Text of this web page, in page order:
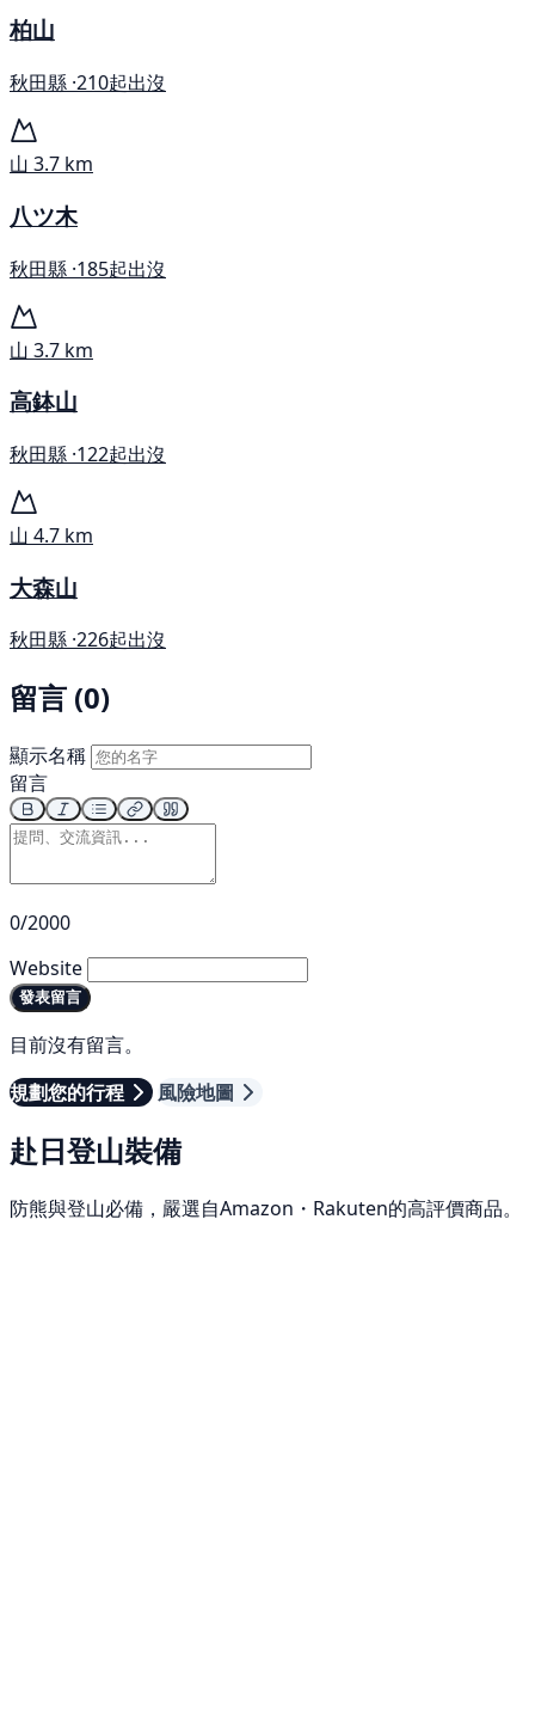
柏山
秋田縣 ·210起出沒
山 3.7 km
八ツ木
秋田縣 ·185起出沒
山 3.7 km
高鉢山
秋田縣 ·122起出沒
山 4.7 km
大森山
秋田縣 ·226起出沒
留言 (0)
顯示名稱
留言
0/2000
Website
發表留言
目前沒有留言。
規劃您的行程
風險地圖
赴日登山裝備
防熊與登山必備，嚴選自Amazon・Rakuten的高評價商品。